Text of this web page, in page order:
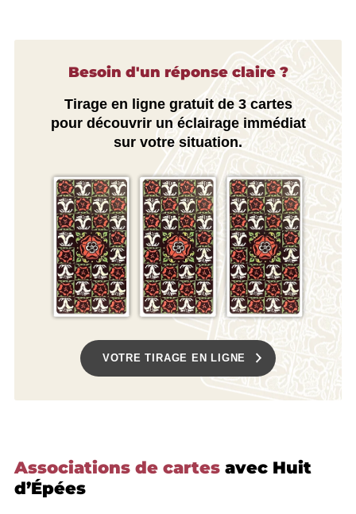
Besoin d'un réponse claire ?
Tirage en ligne gratuit de 3 cartes
pour découvrir un éclairage immédiat
sur votre situation.
VOTRE TIRAGE EN LIGNE
Associations de cartes avec Huit
d’Épées